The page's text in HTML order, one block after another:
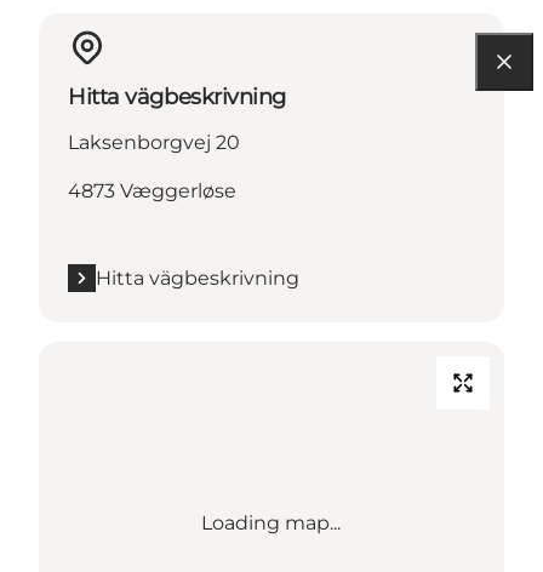
Hitta vägbeskrivning
Laksenborgvej 20
4873 Væggerløse
Hitta vägbeskrivning
Loading map...